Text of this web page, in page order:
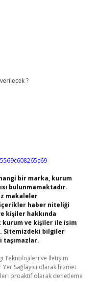
?
bir marka, kurum
bulunmamaktadır.
makaleler
haber niteliği
kişiler hakkında
kurum ve kişiler ile isim
Sitemizdeki bilgiler
Teknolojileri ve İletişim
Sağlayıcı olarak hizmet
proaktif olarak denetleme